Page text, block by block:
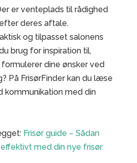
er venteplads til rådighed
deres aftale.
og tilpasset salonens
brug for inspiration til,
dine ønsker ved
På FrisørFinder kan du læse
kommunikation med din
Frisør guide – Sådan
med din nye frisør